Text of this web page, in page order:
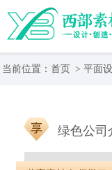
当前位置： 首页 > 平面
绿色公司